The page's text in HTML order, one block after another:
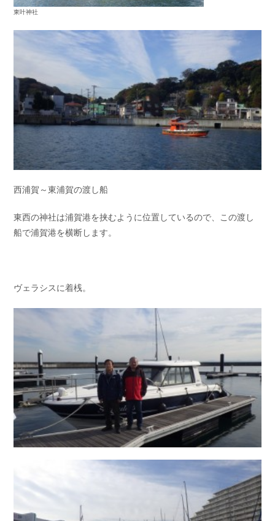
東叶神社
西浦賀～東浦賀の渡し船
東西の神社は浦賀港を挟むように位置しているので、この渡し
船で浦賀港を横断します。
ヴェラシスに着桟。